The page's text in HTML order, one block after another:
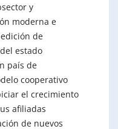
y
moderna e
de
estado
país de
cooperativo
el crecimiento
afiliadas
de nuevos